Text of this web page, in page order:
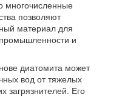
многочисленные
позволяют
материал для
и
диатомита может
вод от тяжелых
загрязнителей. Его